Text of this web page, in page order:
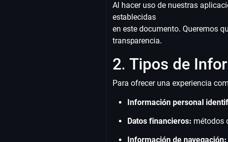
Al hacer uso de nuestras
establecidas
en este documento. Queremos
transparencia.
2. Tipos de
Para ofrecer una experiencia
Información personal
Datos financieros: métodos
Información de navegación: